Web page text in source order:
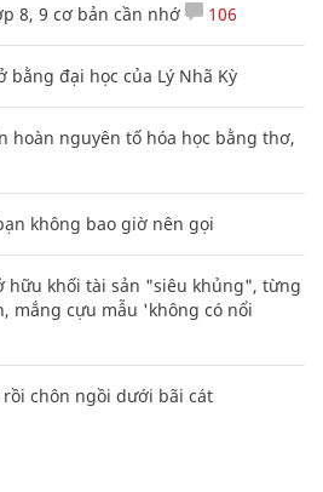
8, 9 cơ bản cần nhớ 106
đại học của Lý Nhã Kỳ
hoàn nguyên tố hóa học bằng thơ,
không bao giờ nên gọi
hữu khối tài sản "siêu khủng", từng
mắng cựu mẫu 'không có nổi
chôn ngồi dưới bãi cát